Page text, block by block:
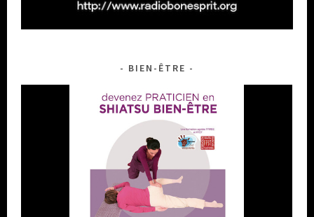
BIEN-ÊTRE